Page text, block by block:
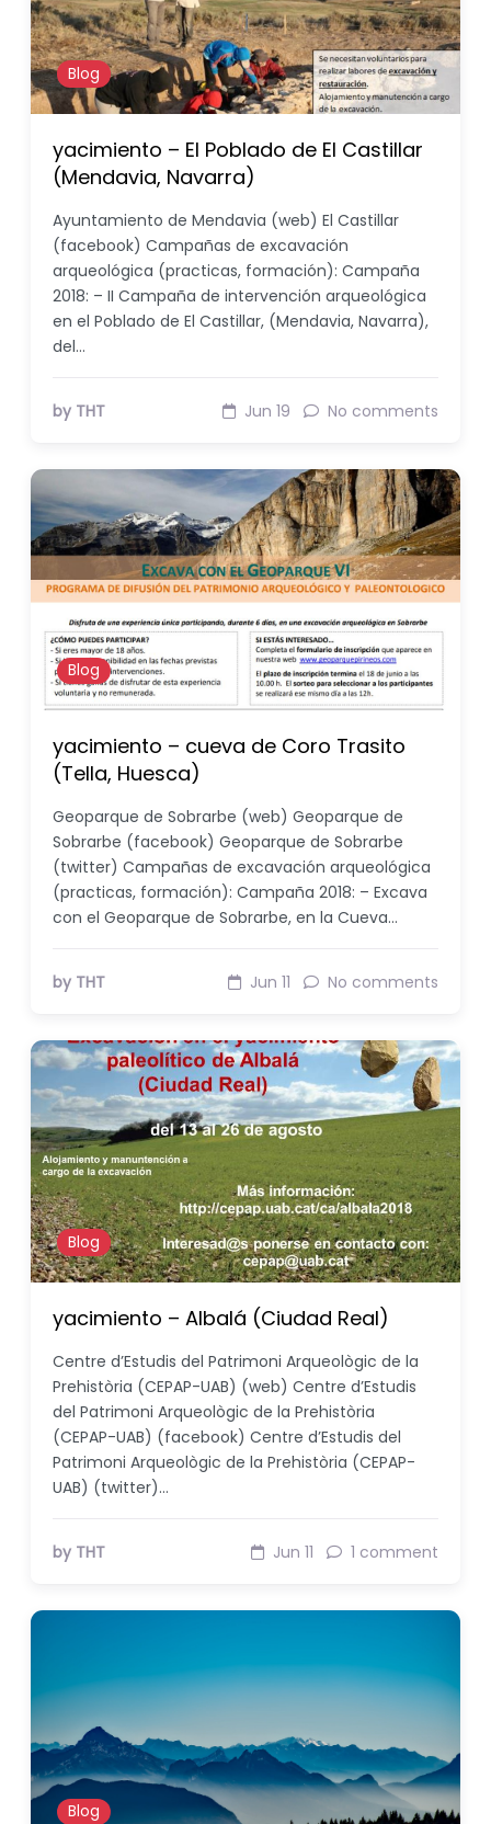
Blog
yacimiento – El Poblado de El Castillar
(Mendavia, Navarra)
Ayuntamiento de Mendavia (web) El Castillar
(facebook) Campañas de excavación
arqueológica (practicas, formación): Campaña
2018: – II Campaña de intervención arqueológica
en el Poblado de El Castillar, (Mendavia, Navarra),
del…
by THT Jun 19 No comments
Blog
yacimiento – cueva de Coro Trasito
(Tella, Huesca)
Geoparque de Sobrarbe (web) Geoparque de
Sobrarbe (facebook) Geoparque de Sobrarbe
(twitter) Campañas de excavación arqueológica
(practicas, formación): Campaña 2018: – Excava
con el Geoparque de Sobrarbe, en la Cueva…
by THT Jun 11 No comments
Blog
yacimiento – Albalá (Ciudad Real)
Centre d’Estudis del Patrimoni Arqueològic de la
Prehistòria (CEPAP-UAB) (web) Centre d’Estudis
del Patrimoni Arqueològic de la Prehistòria
(CEPAP-UAB) (facebook) Centre d’Estudis del
Patrimoni Arqueològic de la Prehistòria (CEPAP-
UAB) (twitter)…
by THT Jun 11 1 comment
Blog